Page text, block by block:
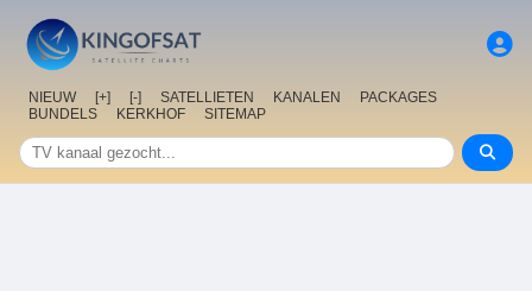
NIEUW [+] [-] SATELLIETEN KANALEN
PACKAGES
BUNDELS
KERKHOF SITEMAP